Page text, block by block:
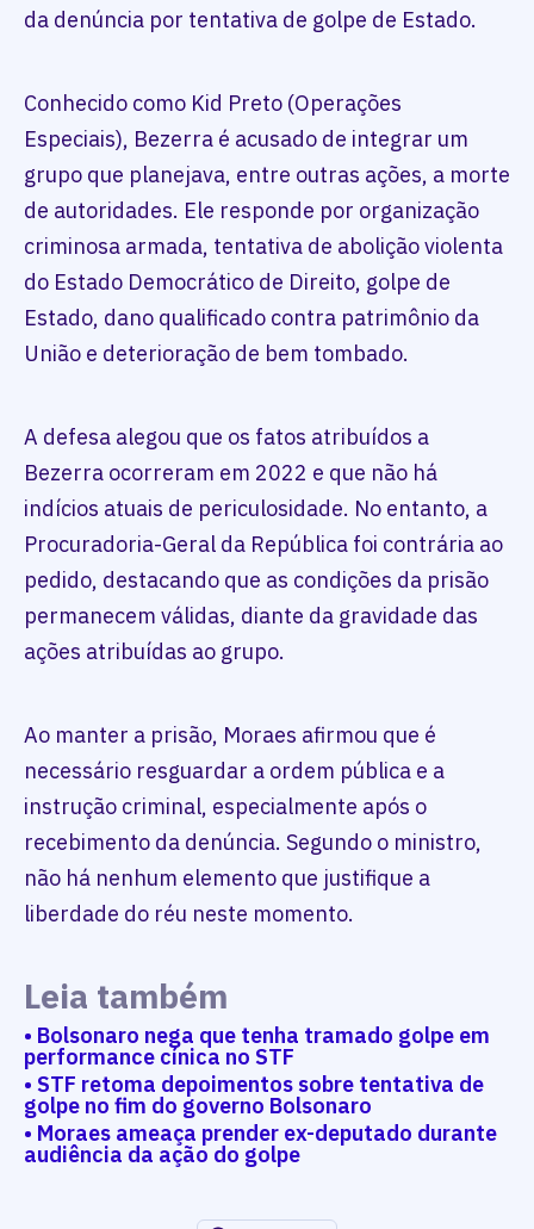
da denúncia por tentativa de golpe de Estado.
Conhecido como Kid Preto (Operações
Especiais), Bezerra é acusado de integrar um
grupo que planejava, entre outras ações, a morte
de autoridades. Ele responde por organização
criminosa armada, tentativa de abolição violenta
do Estado Democrático de Direito, golpe de
Estado, dano qualificado contra patrimônio da
União e deterioração de bem tombado.
A defesa alegou que os fatos atribuídos a
Bezerra ocorreram em 2022 e que não há
indícios atuais de periculosidade. No entanto, a
Procuradoria-Geral da República foi contrária ao
pedido, destacando que as condições da prisão
permanecem válidas, diante da gravidade das
ações atribuídas ao grupo.
Ao manter a prisão, Moraes afirmou que é
necessário resguardar a ordem pública e a
instrução criminal, especialmente após o
recebimento da denúncia. Segundo o ministro,
não há nenhum elemento que justifique a
liberdade do réu neste momento.
Leia também
• Bolsonaro nega que tenha tramado golpe em
performance cínica no STF
• STF retoma depoimentos sobre tentativa de
golpe no fim do governo Bolsonaro
• Moraes ameaça prender ex-deputado durante
audiência da ação do golpe